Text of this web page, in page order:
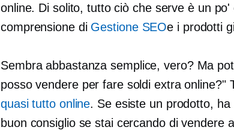
online. Di solito, tutto ciò che serve è un
comprensione di Gestione SEOe i prodotti
Sembra abbastanza semplice, vero? Ma
posso vendere per fare soldi extra online?"
quasi tutto online. Se esiste un prodotto,
buon consiglio se stai cercando di vendere